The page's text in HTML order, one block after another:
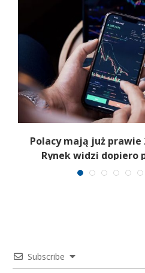
Polacy mają już prawie
Rynek widzi dopiero
Subscribe